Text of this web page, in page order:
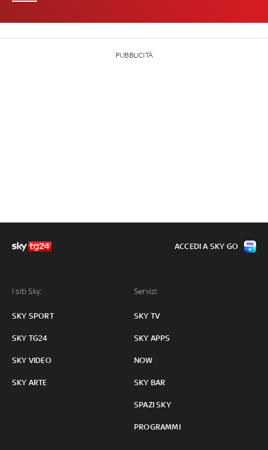
PUBBLICITÀ
I siti Sky:
SKY SPORT
SKY TG24
SKY VIDEO
SKY ARTE
Servizi:
SKY TV
SKY APPS
NOW
SKY BAR
SPAZI SKY
PROGRAMMI
ACCEDI A SKY GO